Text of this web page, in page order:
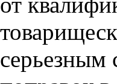
серьезным